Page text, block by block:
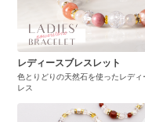
レディースブレスレット
色とりどりの天然石を使ったレディ
レス